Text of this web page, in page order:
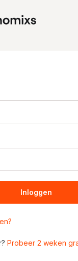
Inloggen
Probeer 2 weken